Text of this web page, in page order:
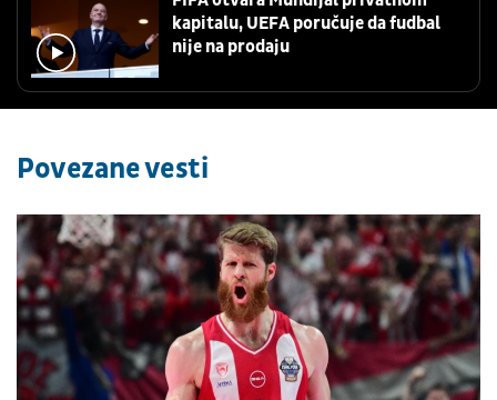
kapitalu, UEFA poručuje da fudbal
nije na prodaju
Povezane vesti